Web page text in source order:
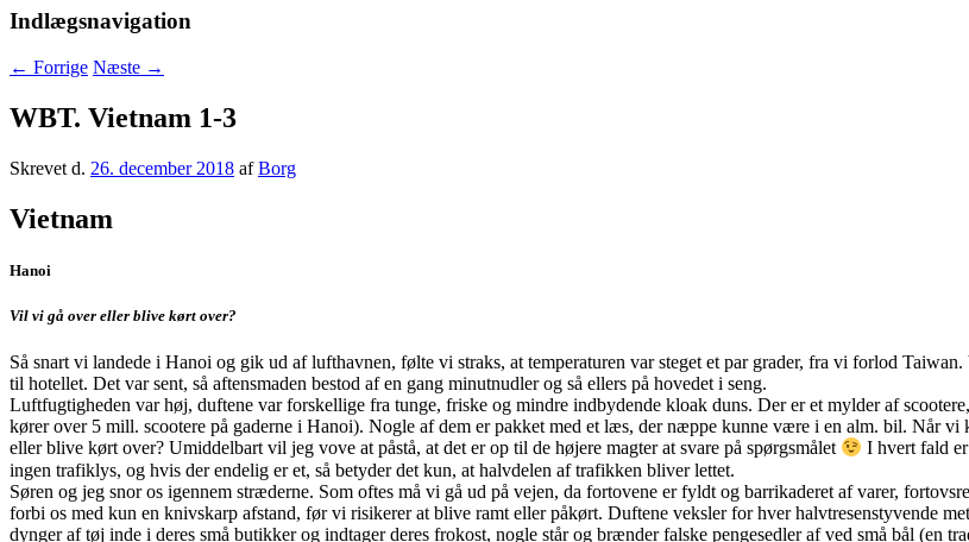
Indlægsnavigation
← Forrige Næste →
WBT. Vietnam 1-3
Skrevet d. 26. december 2018 afBorg
Vietnam
Hanoi
Vil vi gå over eller blive kørt over?
Så snart vi landede i Hanoi og gik ud af lufthavnen, følte vi straks, at temperaturen var steget et par grader, fra vi forlod
til hotellet. Det var sent, så aftensmaden bestod af en gang minutnudler og så ellers på hovedet i seng.
Luftfugtigheden var høj, duftene var forskellige fra tunge, friske og mindre indbydende kloak duns. Der er et mylder af
kører over 5 mill. scootere på gaderne i Hanoi). Nogle af dem er pakket med et læs, der næppe kunne være i en alm. bil. Når
eller blive kørt over? Umiddelbart vil jeg vove at påstå, at det er op til de højere magter at svare på spørgsmålet
I hvert fald
ingen trafiklys, og hvis der endelig er et, så betyder det kun, at halvdelen af trafikken bliver lettet.
Søren og jeg snor os igennem stræderne. Som oftes må vi gå ud på vejen, da fortovene er fyldt og barrikaderet af varer,
forbi os med kun en knivskarp afstand, før vi risikerer at blive ramt eller påkørt. Duftene veksler for hver halvtresenstyvende
dynger af tøj inde i deres små butikker og indtager deres frokost, nogle står og brænder falske pengesedler af ved små bål